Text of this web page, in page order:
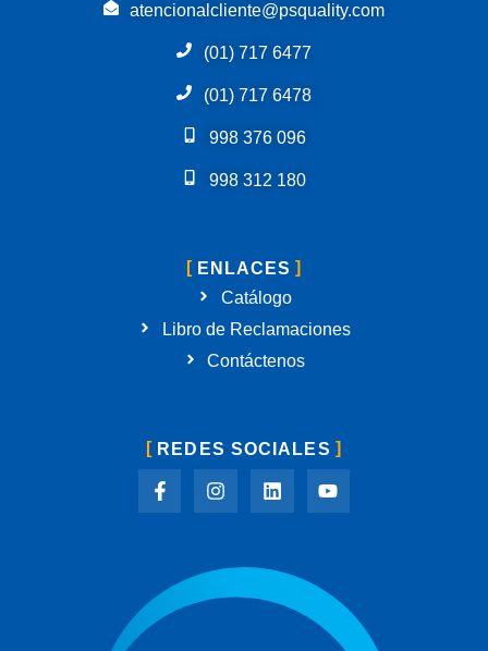
atencionalcliente@psquality.com
(01) 717 6477
(01) 717 6478
998 376 096
998 312 180
ENLACES
Catálogo
Libro de Reclamaciones
Contáctenos
REDES SOCIALES